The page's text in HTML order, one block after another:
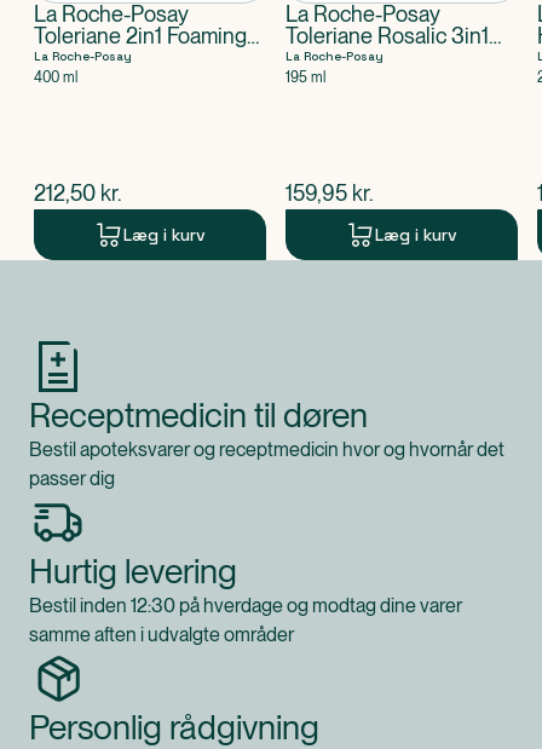
La Roche-Posay
Toleriane 2in1 Foaming
Cleanser
La Roche-Posay
400 ml
$nuværende pris
212,50 kr.
Læg i kurv
La Roche-Posay
Toleriane Rosalic 3in1
Micellar Make-up
Remover Gel
La Roche-Posay
195 ml
$nuværende pris
159,95 kr.
Læg i kurv
Receptmedicin til døren
Bestil apoteksvarer og receptmedicin hvor og hvornår det
passer dig
Hurtig levering
Bestil inden 12:30 på hverdage og modtag dine varer
samme aften i udvalgte områder
Personlig rådgivning